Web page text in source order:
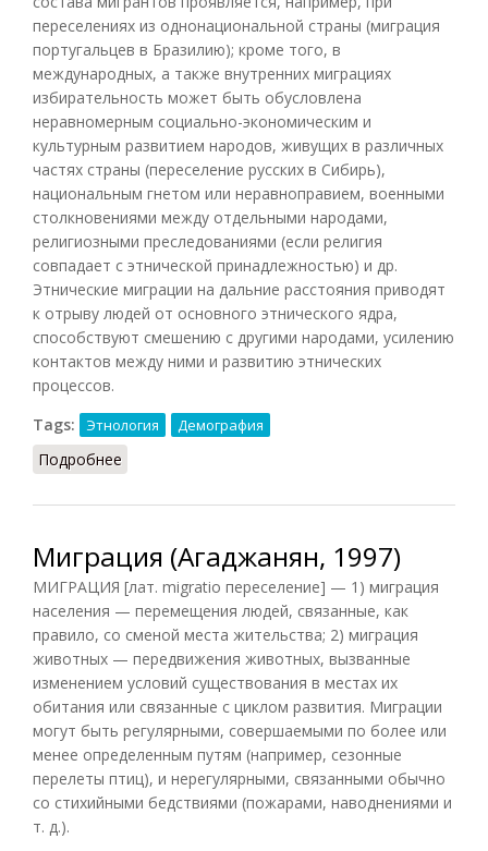
переселениях из однонациональной страны (миграция
португальцев в Бразилию); кроме того, в
международных, а также внутренних миграциях
избирательность может быть обусловлена
неравномерным социально-экономическим и
культурным развитием народов, живущих в различных
частях страны (переселение русских в Сибирь),
национальным гнетом или неравноправием, военными
столкновениями между отдельными народами,
религиозными преследованиями (если религия
совпадает с этнической принадлежностью) и др.
Этнические миграции на дальние расстояния приводят
к отрыву людей от основного этнического ядра,
способствуют смешению с другими народами, усилению
контактов между ними и развитию этнических
процессов.
Tags:
Этнология Демография
Подробнее
Миграция (Агаджанян, 1997)
МИГРАЦИЯ [лат. migratio переселение] — 1) миграция
населения — перемещения людей, связанные, как
правило, со сменой места жительства; 2) миграция
животных — передвижения животных, вызванные
изменением условий существования в местах их
обитания или связанные с циклом развития. Миграции
могут быть регулярными, совершаемыми по более или
менее определенным путям (например, сезонные
перелеты птиц), и нерегулярными, связанными обычно
со стихийными бедствиями (пожарами, наводнениями и
т. д.).